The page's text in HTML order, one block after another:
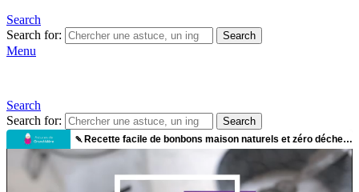
Search
Search for:
Search
Menu
Search
Search for:
Search